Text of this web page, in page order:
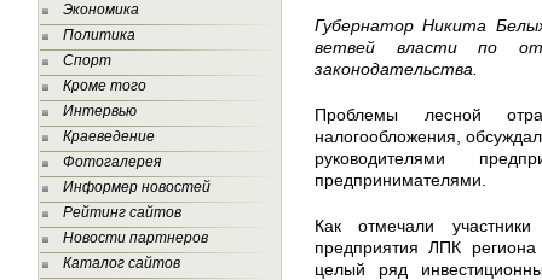
Экономика
Политика
Спорт
Кроме того
Интервью
Краеведение
Фотогалерея
Информер новостей
Рейтинг сайтов
Новости партнеров
Каталог сайтов
Губернатор Никита
ветвей власти по
законодательства.
Проблемы лесной
налогообложения,
руководителями
предпринимателями.
Как отмечали
предприятия ЛПК
целый ряд